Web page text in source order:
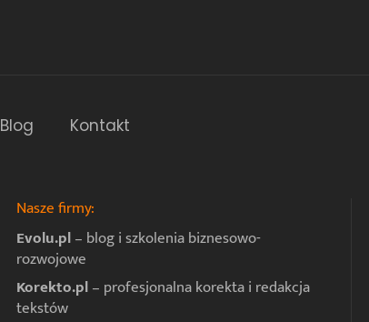
Blog Kontakt
Nasze firmy:
Evolu.pl– blog i szkolenia biznesowo-
rozwojowe
Korekto.pl– profesjonalna korekta i redakcja
tekstów